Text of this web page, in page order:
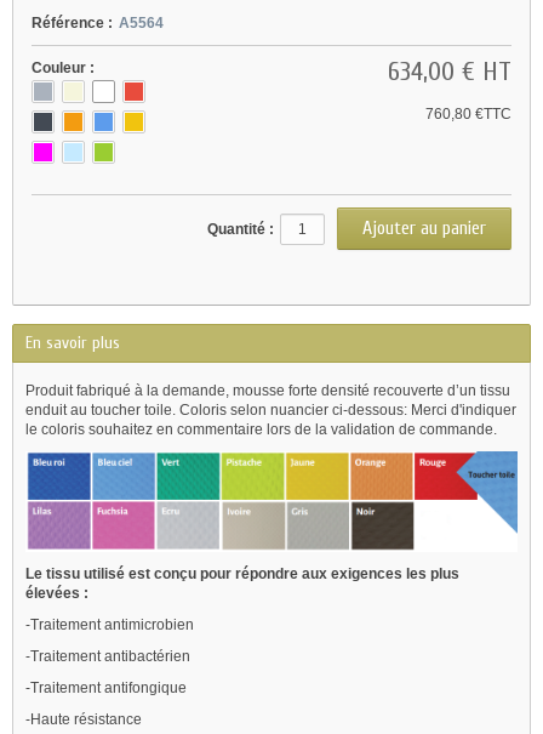
Référence : A5564
Couleur : 634,00 € HT
760,80 €TTC
Quantité :
En savoir plus
Produit fabriqué à la demande, mousse forte densité recouverte d’un tissu
enduit au toucher toile. Coloris selon nuancier ci-dessous: Merci d'indiquer
le coloris souhaitez en commentaire lors de la validation de commande.
Le tissu utilisé est conçu pour répondre aux exigences les plus
élevées :
-Traitement antimicrobien
-Traitement antibactérien
-Traitement antifongique
-Haute résistance